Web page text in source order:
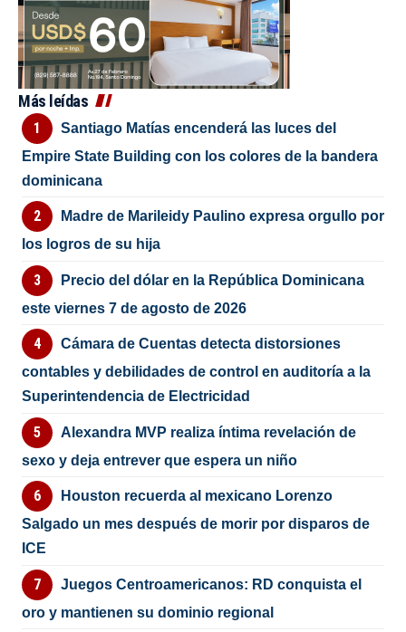
Más leídas
Santiago Matías encenderá las luces del
Empire State Building con los colores de la bandera
dominicana
Madre de Marileidy Paulino expresa orgullo por
los logros de su hija
Precio del dólar en la República Dominicana
este viernes 7 de agosto de 2026
Cámara de Cuentas detecta distorsiones
contables y debilidades de control en auditoría a la
Superintendencia de Electricidad
Alexandra MVP realiza íntima revelación de
sexo y deja entrever que espera un niño
Houston recuerda al mexicano Lorenzo
Salgado un mes después de morir por disparos de
ICE
Juegos Centroamericanos: RD conquista el
oro y mantienen su dominio regional